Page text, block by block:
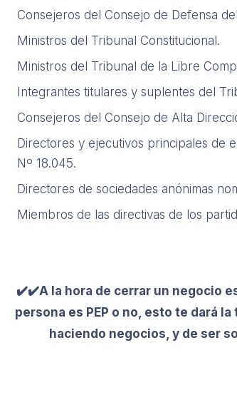
Consejeros del Consejo de Defensa
Ministros del Tribunal Constitucional.
Ministros del Tribunal de la Libre
Integrantes titulares y suplentes del
Consejeros del Consejo de Alta
Directores y ejecutivos principales de
Nº 18.045.
Directores de sociedades anónimas
Miembros de las directivas de los
✔️✔️A la hora de cerrar un negocio
persona es PEP o no, esto te dará
haciendo negocios, y de ser